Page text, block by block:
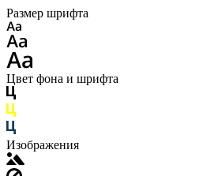
Размер шрифта
Цвет фона и шрифта
Изображения